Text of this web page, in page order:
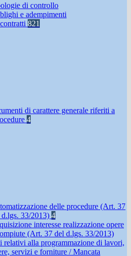
di controllo
e adempimenti
821
di carattere generale riferiti a
4
delle procedure (Art. 37
d.lgs. 33/2013) 4
interesse realizzazione opere
(Art. 37 del d.lgs. 33/2013)
relativi alla programmazione di lavori,
servizi e forniture / Mancata